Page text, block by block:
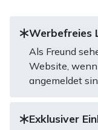
Werbefreies
Als Freund
Website,
angemeldet
Exklusiver